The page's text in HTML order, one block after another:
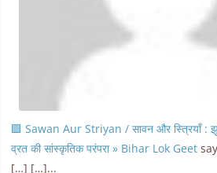
🟩 Sawan Aur Striyan / सावन और स्त्रियाँ :
व्रत की सांस्कृतिक परंपरा » Bihar Lok Geet
[…] […]...